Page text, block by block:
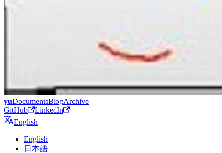
yuDocumentsBlogArchive
GitHub
LinkedIn
English
English
日本語